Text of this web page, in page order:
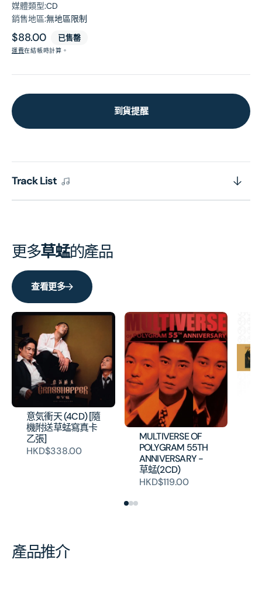
媒體類型:CD
銷售地區:無地區限制
原
價
$88.00 已售罄
運費在結帳時計算。
到貨提醒
Track List
更多草蜢的產品
查看更多
意気衝天 (4CD) [隨
機附送草蜢寫真卡
乙張]
HKD$338.00
MULTIVERSE OF
POLYGRAM 55TH
ANNIVERSARY -
草蜢(2CD)
HKD$119.00
產品推介